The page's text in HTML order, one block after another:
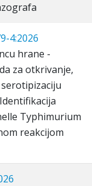
4:2026
hrane -
za otkrivanje,
Typhimurium
reakcijom